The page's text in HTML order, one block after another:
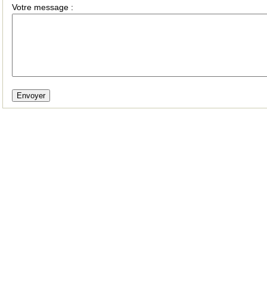
Votre message :